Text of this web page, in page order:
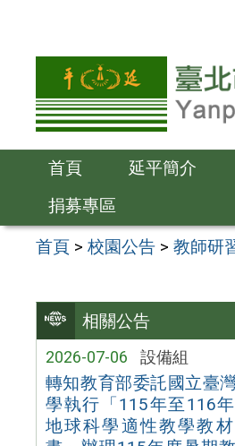
容
首頁 延平簡介
捐募專區
首頁 >校園公告 >教師研
相關公告
2026-07-06 設備組
轉知教育部委託國立臺
學執行「115年至116
地球科學適性教學教